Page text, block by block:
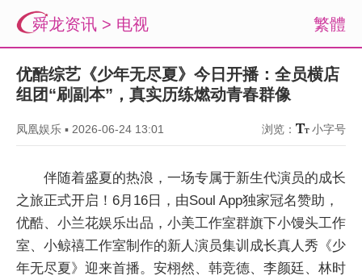
繁體
舜龙资讯 > 电视
优酷综艺《少年无尽夏》今日开播：全员横店
组团“刷副本”，真实历练燃动青春群像
凤凰娱乐 ▪ 2026-06-24 13:01 浏览： 小字号
伴随着盛夏的热浪，一场专属于新生代演员的成长
之旅正式开启！6月16日，由Soul App独家冠名赞助，
优酷、小兰花娱乐出品，小美工作室群旗下小馒头工作
室、小鲸禧工作室制作的新人演员集训成长真人秀《少
年无尽夏》迎来首播。安栩然、韩竞德、李颜廷、林时